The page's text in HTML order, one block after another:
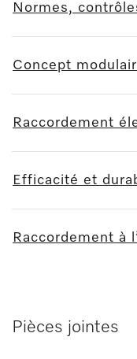
Normes,
Concept
Raccordement
Efficacité et
Raccordement à
Pièces jointes